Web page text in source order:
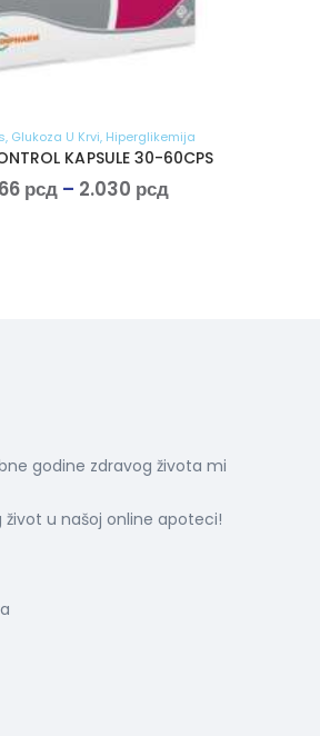
, Glukoza U Krvi, Hiperglikemija
KAPSULE 30-60CPS
рсд – 2.030 рсд
godine zdravog života mi
u našoj online apoteci!